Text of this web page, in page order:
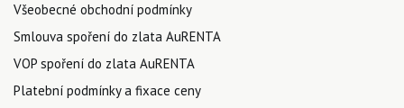
Všeobecné obchodní podmínky
Smlouva spoření do zlata AuRENTA
VOP spoření do zlata AuRENTA
Platební podmínky a fixace ceny